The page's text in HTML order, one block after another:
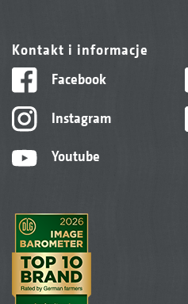
Kontakt i informacje
Facebook
Instagram
Youtube